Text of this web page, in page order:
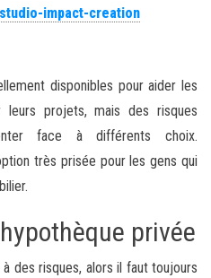
studio-impact-creation
disponibles pour aider les
projets, mais des risques
face à différents choix.
très prisée pour les gens qui
privée
des risques, alors il faut toujours